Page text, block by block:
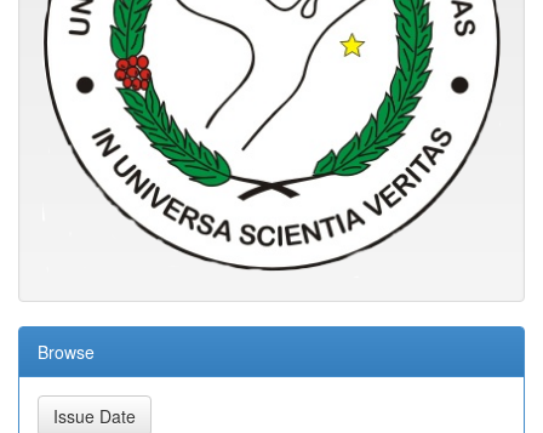
Browse